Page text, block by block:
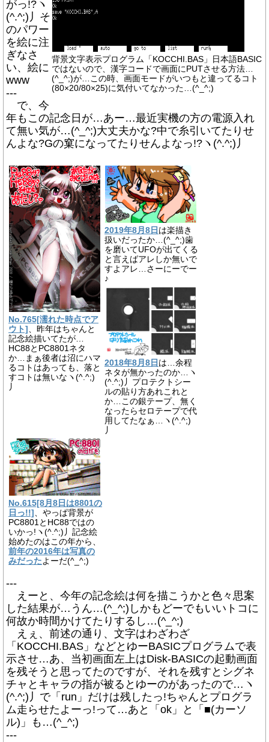
背景文字表示プログラム「KOCCHI.BAS」日本語BASIC
ではないので、漢字コードで画面にPUTさせる方法…
(^_^;)が…この時、画面モードがいつもと違ってるコト
(80×20/80×25)に気付いてなかった…(^_^;)
がっ!?ヽ
(^.^;)丿そ
のパワー
を絵に注
ぎなさ
い、絵に
www
---
で、今
年もこの記念日が…あー…最近実機の方の電源入れ
て無い気が…(^_^;)大丈夫かな?中で糸引いてたりせ
んよな?Gの窠になってたりせんよなっ!?ヽ(^.^;)丿
No.765[濡れた時点でア
ウト] 、昨年はちゃんと
記念絵描いてたが…
HC88とPC8801ネタ
か…まぁ後者は沼にハマ
るコトはあっても、落と
すコトは無いなヽ(^.^;)
丿
2019年8月8日 は楽描き
扱いだったか…(^_^;)歯
を磨いてUFOが出てくる
と言えばアレしか無いで
すよアレ…さーにーでー
♪
2018年8月8日 は…余程
ネタが無かったのか…ヽ
(^.^;)丿プロテクトシー
ルの貼り方あれこれと
か…この銀テープ、無く
なったらセロテープで代
用してたなぁ…ヽ(^.^;)
丿
No.615[8月8日は8801の
日っ!!] 、やっぱ背景が
PC8801とHC88ではの
いかっ!ヽ(^.^;)丿記念絵
始めたのはこの年から、
前年の2016年は写真の
みだったよーだ(^_^;)
---
えーと、今年の記念絵は何を描こうかと色々思案
した結果が…うん…(^_^;)しかもどーでもいいトコに
何故か時間かけてたりするし…(^_^;)
えぇ、前述の通り、文字はわざわざ
「KOCCHI.BAS」などとゆーBASICプログラムで表
示させ…あ、当初画面左上はDisk-BASICの起動画面
を残そうと思ってたのですが、それを残すとシグネ
チャとキャラの指が被るとゆーのがあったので…ヽ
(^.^;)丿で「run」だけは残したっ!ちゃんとプログラ
ム走らせたよーっ!って…あと「ok」と「■(カーソ
ル)」も…(^_^;)
---